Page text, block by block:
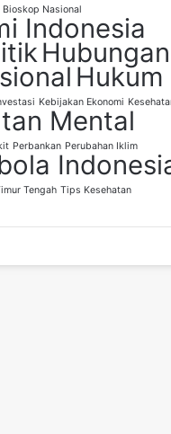
Bioskop Nasional
Indonesia
Hubungan
Hukum
Kebijakan Ekonomi
Mental
Perbankan Perubahan Iklim
Tengah Tips Kesehatan